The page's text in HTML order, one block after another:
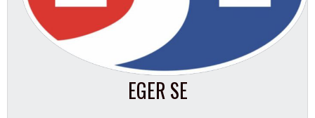
EGER SE